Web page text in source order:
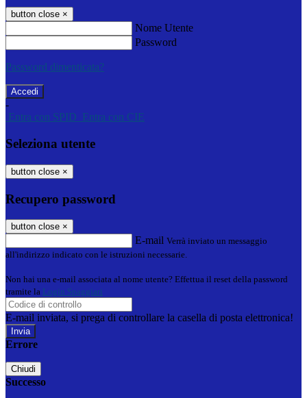
button close ×
Nome Utente
Password
Password dimenticata?
-
Entra con SPID Entra con CIE
Seleziona utente
button close ×
Recupero password
button close ×
E-mail Verrà inviato un messaggio
all'indirizzo indicato con le istruzioni necessarie.
Non hai una e-mail associata al nome utente? Effettua il reset della password
tramite la Login Spaggiari
E-mail inviata, si prega di controllare la casella di posta elettronica!
Errore
Chiudi
Successo